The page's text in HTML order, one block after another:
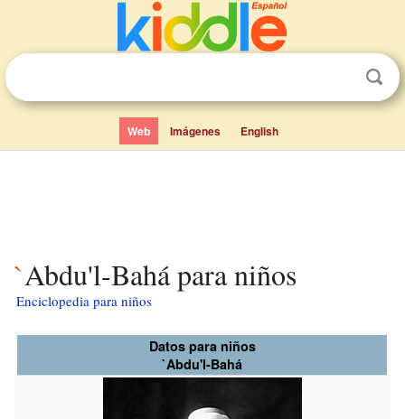
Web Imágenes English
`Abdu'l-Bahá para niños
Enciclopedia para niños
Datos para niños
`Abdu'l-Bahá